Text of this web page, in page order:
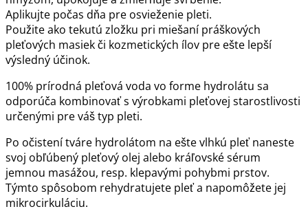
Aplikujte počas dňa pre osvieženie pleti.
Použite ako tekutú zložku pri miešaní práškových
pleťových masiek či kozmetických ílov pre ešte lepší
výsledný účinok.
100% prírodná pleťová voda vo forme hydrolátu sa
odporúča kombinovať s výrobkami pleťovej starostlivosti
určenými pre váš typ pleti.
Po očistení tváre hydrolátom na ešte vlhkú pleť naneste
svoj obľúbený pleťový olej alebo kráľovské sérum
jemnou masážou, resp. klepavými pohybmi prstov.
Týmto spôsobom rehydratujete pleť a napomôžete jej
mikrocirkuláciu.